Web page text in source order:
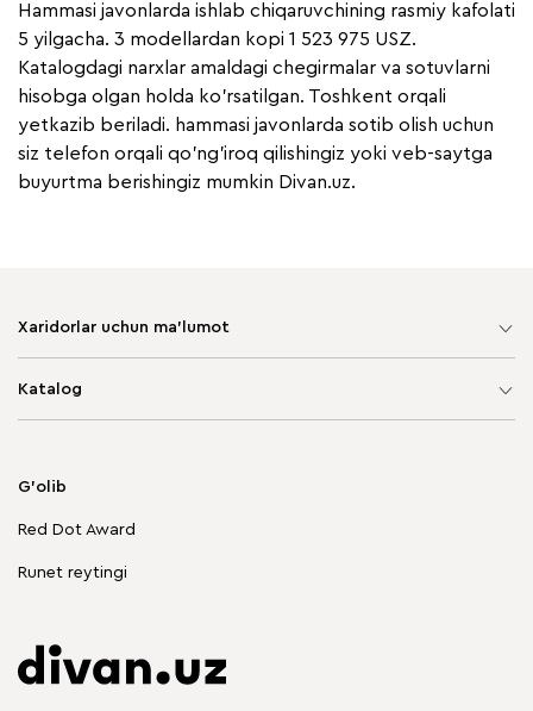
Hammasi javonlarda ishlab chiqaruvchining rasmiy kafolati
5 yilgacha. 3 modellardan kopi 1 523 975 USZ.
Katalogdagi narxlar amaldagi chegirmalar va sotuvlarni
hisobga olgan holda ko'rsatilgan. Toshkent orqali
yetkazib beriladi. hammasi javonlarda sotib olish uchun
siz telefon orqali qo'ng'iroq qilishingiz yoki veb-saytga
buyurtma berishingiz mumkin Divan.uz.
Xaridorlar uchun ma'lumot
Katalog
G'olib
Red Dot Award
Runet reytingi